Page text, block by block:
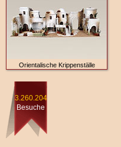
Orientalische Krippenställe
3.260.204
Besuche